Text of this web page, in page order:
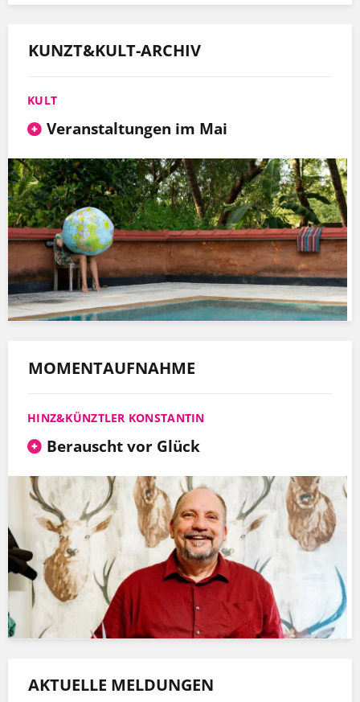
KUNZT&KULT-ARCHIV
KULT
Veranstaltungen im Mai
MOMENTAUFNAHME
HINZ&KÜNZTLER KONSTANTIN
Berauscht vor Glück
AKTUELLE MELDUNGEN